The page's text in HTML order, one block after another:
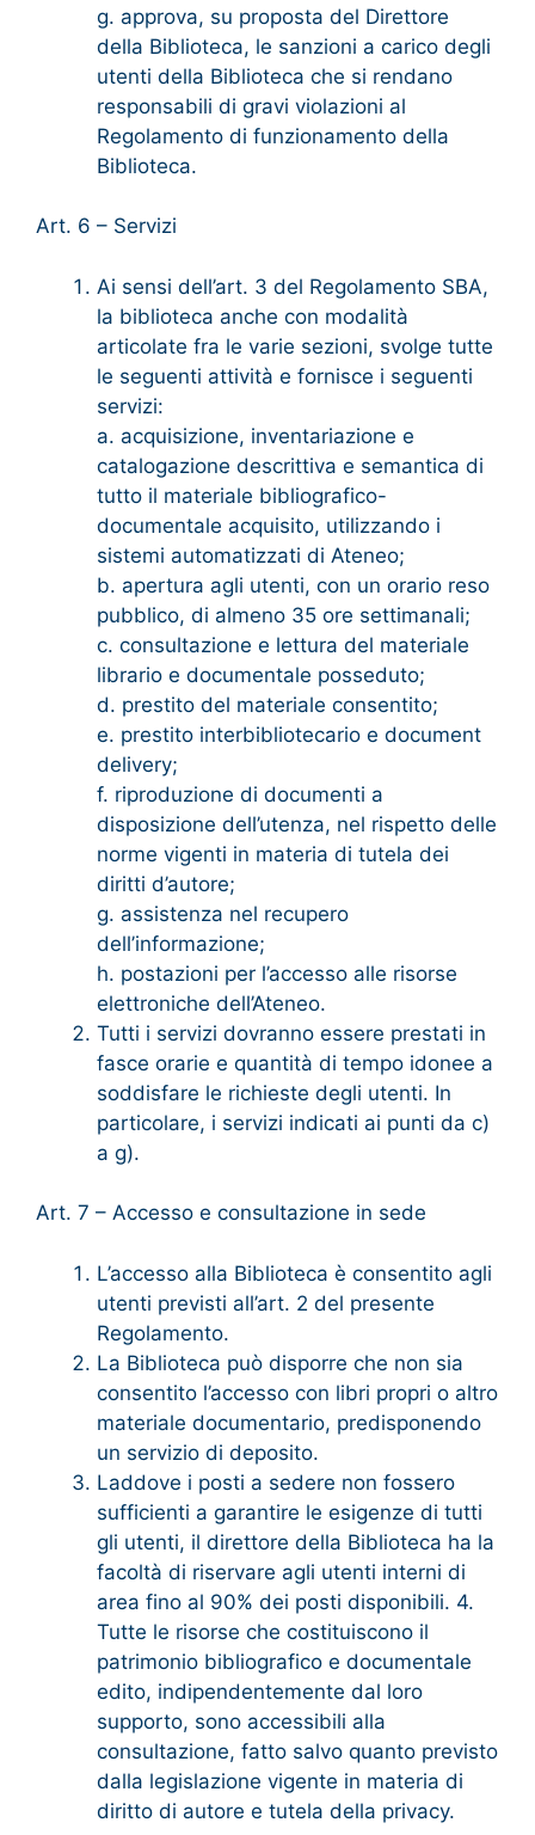
g. approva, su proposta del Direttore
della Biblioteca, le sanzioni a carico degli
utenti della Biblioteca che si rendano
responsabili di gravi violazioni al
Regolamento di funzionamento della
Biblioteca.
Art. 6 – Servizi
Ai sensi dell’art. 3 del Regolamento SBA,
la biblioteca anche con modalità
articolate fra le varie sezioni, svolge tutte
le seguenti attività e fornisce i seguenti
servizi:
a. acquisizione, inventariazione e
catalogazione descrittiva e semantica di
tutto il materiale bibliografico-
documentale acquisito, utilizzando i
sistemi automatizzati di Ateneo;
b. apertura agli utenti, con un orario reso
pubblico, di almeno 35 ore settimanali;
c. consultazione e lettura del materiale
librario e documentale posseduto;
d. prestito del materiale consentito;
e. prestito interbibliotecario e document
delivery;
f. riproduzione di documenti a
disposizione dell’utenza, nel rispetto delle
norme vigenti in materia di tutela dei
diritti d’autore;
g. assistenza nel recupero
dell’informazione;
h. postazioni per l’accesso alle risorse
elettroniche dell’Ateneo.
Tutti i servizi dovranno essere prestati in
fasce orarie e quantità di tempo idonee a
soddisfare le richieste degli utenti. In
particolare, i servizi indicati ai punti da c)
a g).
Art. 7 – Accesso e consultazione in sede
L’accesso alla Biblioteca è consentito agli
utenti previsti all’art. 2 del presente
Regolamento.
La Biblioteca può disporre che non sia
consentito l’accesso con libri propri o altro
materiale documentario, predisponendo
un servizio di deposito.
Laddove i posti a sedere non fossero
sufficienti a garantire le esigenze di tutti
gli utenti, il direttore della Biblioteca ha la
facoltà di riservare agli utenti interni di
area fino al 90% dei posti disponibili. 4.
Tutte le risorse che costituiscono il
patrimonio bibliografico e documentale
edito, indipendentemente dal loro
supporto, sono accessibili alla
consultazione, fatto salvo quanto previsto
dalla legislazione vigente in materia di
diritto di autore e tutela della privacy.